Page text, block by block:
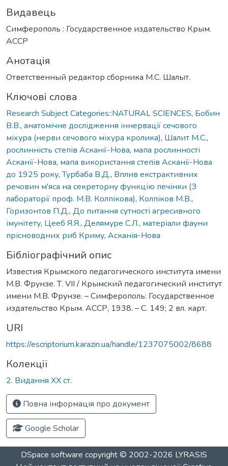
Видавець
Симферополь : Государственное издательство Крым.
АССР
Анотація
Ответственный редактор сборника М.С. Шалыт.
Ключові слова
Research Subject Categories::NATURAL SCIENCES, Бобин
В.В., анатомічне дослідження іннервації сечового
міхура (нерви сечового міхура кролика), Шалит М.С.,
рослинність степів Асканії-Нова, мапа рослинності
Асканії-Нова, мапа використання степів Асканії-Нова
до 1925 року,Турбаба В.Д., Вплив екстрактивних
речовин м'яса на секреторну функцію печінки (З
лабораторії проф. М.В. Колпікова), Колпіков М.В.,
Горизонтов П.Д., До питання сутності агресивного
імунітету, Цееб Я.Я., Делямуре С.Л., матеріали фауни
прісноводних риб Криму, Асканія-Нова
Бібліографічний опис
Известия Крымского педагогического института имени
М.В. Фрунзе. Т. VII / Крымский педагогический институт
имени М.В. Фрунзе. – Симферополь: Государственное
издательство Крым. АССР, 1938. – С. 149; 2 вл. карт.
URI
https://escriptorium.karazin.ua/handle/1237075002/8688
Колекції
2. Видання ХХ ст.
Повна інформація про документ
Google Scholar
DSpace software copyright © 2002-2026 LYRASIS